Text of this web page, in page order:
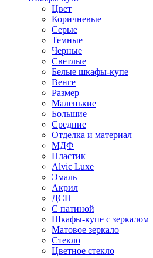
Цвет
Коричневые
Серые
Темные
Черные
Светлые
Белые шкафы-купе
Венге
Размер
Маленькие
Большие
Средние
Отделка и материал
МДФ
Пластик
Alvic Luxe
Эмаль
Акрил
ДСП
С патиной
Шкафы-купе с зеркалом
Матовое зеркало
Стекло
Цветное стекло